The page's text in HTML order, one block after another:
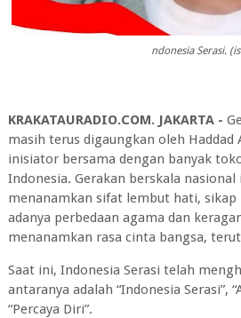
ndonesia Serasi.
KRAKATAURADIO.COM. JAKARTA -
masih terus digaungkan oleh Haddad
inisiator bersama dengan banyak
Indonesia. Gerakan berskala
menanamkan sifat lembut hati, sikap
adanya perbedaan agama dan
menanamkan rasa cinta bangsa,
Saat ini, Indonesia Serasi telah
antaranya adalah “Indonesia Serasi”,
“Percaya Diri”.